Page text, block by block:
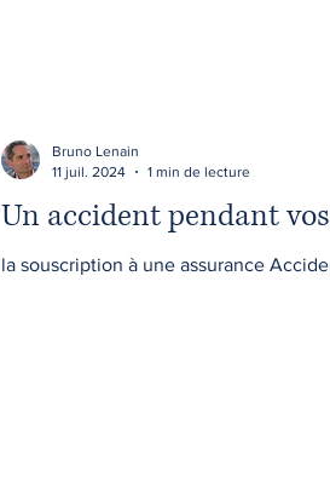
Un accident pendant
la souscription à une assurance
Bruno Lenain
11 juil. 2024
1 min de lecture